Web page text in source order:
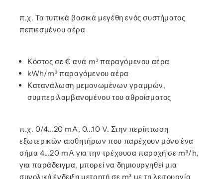
π.χ. Τα τυπικά βασικά μεγέθη ενός συστήματος
πεπιεσμένου αέρα
Κόστος σε € ανά m³ παραγόμενου αέρα
kWh/m³ παραγόμενου αέρα
Κατανάλωση μεμονωμένων γραμμών,
συμπεριλαμβανομένου του αθροίσματος
π.χ. 0/4...20 mA, 0...10 V. Στην περίπτωση
εξωτερικών αισθητήρων που παρέχουν μόνο ένα
σήμα 4...20 mA για την τρέχουσα παροχή σε m³/h,
για παράδειγμα, μπορεί να δημιουργηθεί μια
συνολική ένδειξη μετρητή σε m³ με τη λειτουργία